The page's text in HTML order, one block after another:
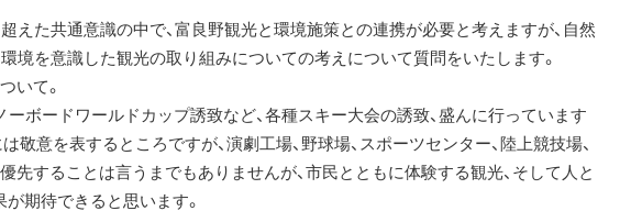
えた共通意識の中で、富良野観光と環境施策との連携が必要と考えますが、自然
環境を意識した観光の取り組みについての考えについて質問をいたします。
いて。
ーボードワールドカップ誘致など、各種スキー大会の誘致、盛んに行っています
意を表するところですが、演劇工場、野球場、スポーツセンター、陸上競技場、
先することは言うまでもありませんが、市民とともに体験する観光、そして人と
期待できると思います。